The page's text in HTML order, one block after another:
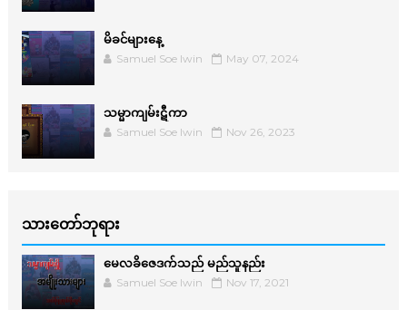
မိခင်များနေ့
Samuel Soe lwin May 07, 2024
သမ္မာကျမ်းဋီကာ
Samuel Soe lwin Nov 26, 2023
သားတော်ဘုရား
မေလခိဇေဒက်သည် မည်သူနည်း
Samuel Soe lwin Nov 17, 2021